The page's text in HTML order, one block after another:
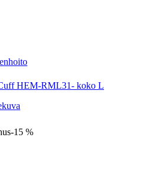
HEM-RML31- koko L
-15 %